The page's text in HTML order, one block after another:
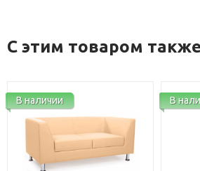
С этим товаром
В наличии В